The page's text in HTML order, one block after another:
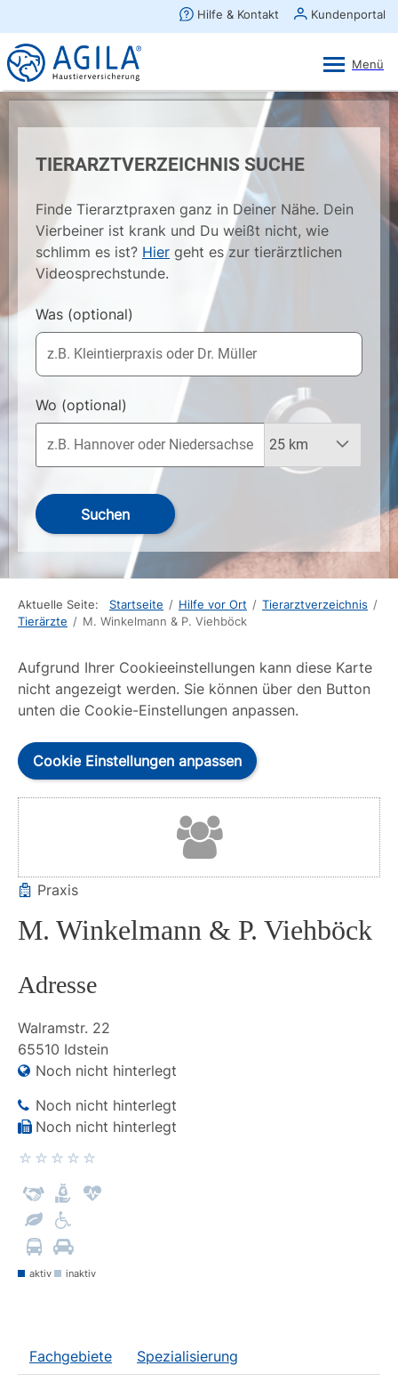
TIERARZTVERZEICHNIS SUCHE
Finde Tierarztpraxen ganz in Deiner Nähe. Dein
Vierbeiner ist krank und Du weißt nicht, wie
schlimm es ist? Hier geht es zur tierärztlichen
Videosprechstunde.
Was (optional)
Wo (optional)
Suchen
Aktuelle Seite: Startseite / Hilfe vor Ort / Tierarztverzeichnis /
Tierärzte / M. Winkelmann & P. Viehböck
Aufgrund Ihrer Cookieeinstellungen kann diese Karte
nicht angezeigt werden. Sie können über den Button
unten die Cookie-Einstellungen anpassen.
Cookie Einstellungen anpassen
Praxis
M. Winkelmann & P. Viehböck
Adresse
Walramstr. 22
65510 Idstein
Noch nicht hinterlegt
Noch nicht hinterlegt
Noch nicht hinterlegt
aktiv inaktiv
Fachgebiete Spezialisierung
×
AGILA Kunden-App
Gratis - Im Play Store laden
Ansehen